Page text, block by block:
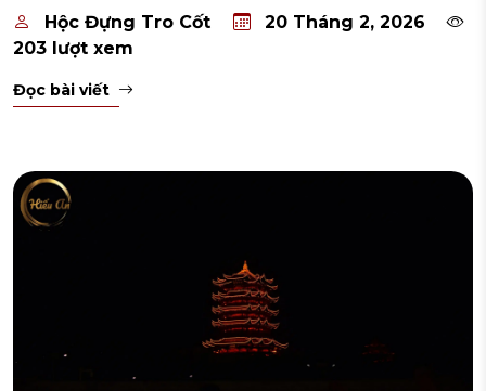
Hộc Đựng Tro Cốt
20 Tháng 2, 2026
203 lượt xem
Đọc bài viết